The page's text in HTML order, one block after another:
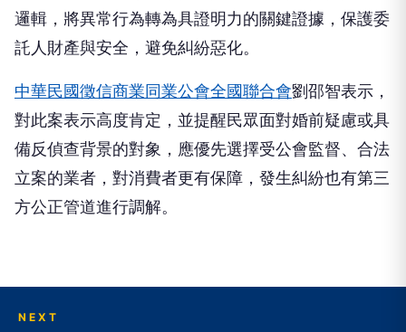
託人財產與安全，避免糾紛惡化。
中華民國徵信商業同業公會全國聯合會
對此案表示高度肯定，並提醒民眾面對婚前疑慮或具
備反偵查背景的對象，應優先選擇受公會監督、合法
立案的業者，對消費者更有保障，發生糾紛也有第三
方公正管道進行調解。
NEXT
實習跟著學長學經驗 救護迷途長輩第一課